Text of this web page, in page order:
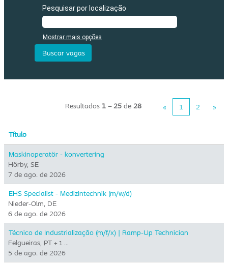
Pesquisar por localização
Mostrar mais opções
Resultados 1 – 25 de 28 « 1 2 »
Título
Maskinoperatör - konvertering
Hörby, SE
7 de ago. de 2026
EHS Specialist - Medizintechnik (m/w/d)
Nieder-Olm, DE
6 de ago. de 2026
Técnico de Industrialização (m/f/x) | Ramp-Up Technician
Felgueiras, PT + 1 …
5 de ago. de 2026